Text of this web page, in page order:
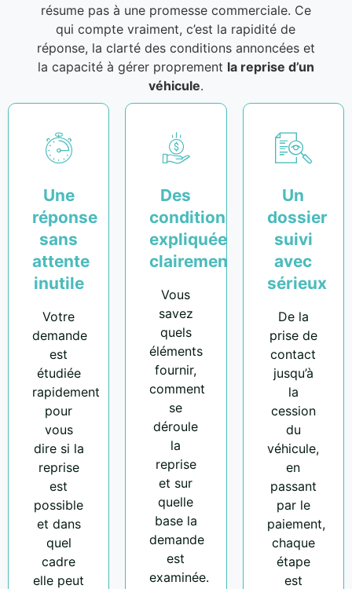
résume pas à une promesse commerciale. Ce
qui compte vraiment, c’est la rapidité de
réponse, la clarté des conditions annoncées et
la capacité à gérer proprement la reprise d’un
véhicule.
Une
réponse
sans
attente
inutile
Votre
demande
est
étudiée
rapidement
pour
vous
dire si la
reprise
est
possible
et dans
quel
cadre
elle peut
Des
conditions
expliquées
clairement
Vous
savez
quels
éléments
fournir,
comment
se
déroule
la
reprise
et sur
quelle
base la
demande
est
examinée.
Un
dossier
suivi
avec
sérieux
De la
prise de
contact
jusqu’à
la
cession
du
véhicule,
en
passant
par le
paiement,
chaque
étape
est